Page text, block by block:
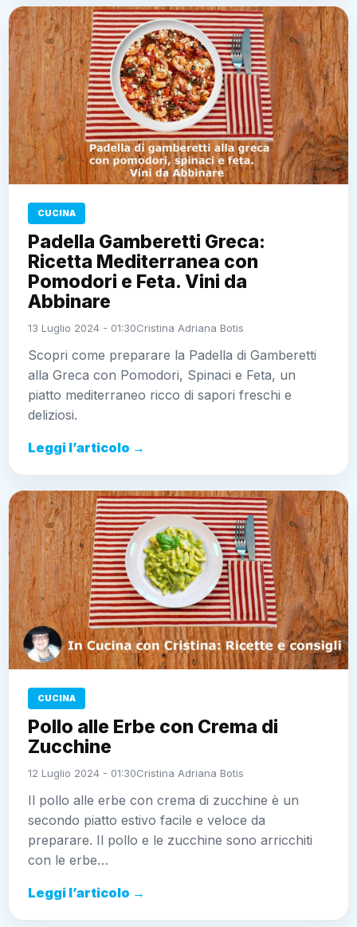
CUCINA
Padella Gamberetti Greca:
Ricetta Mediterranea con
Pomodori e Feta. Vini da
Abbinare
13 Luglio 2024 - 01:30Cristina Adriana Botis
Scopri come preparare la Padella di Gamberetti
alla Greca con Pomodori, Spinaci e Feta, un
piatto mediterraneo ricco di sapori freschi e
deliziosi.
Leggi l’articolo →
CUCINA
Pollo alle Erbe con Crema di
Zucchine
12 Luglio 2024 - 01:30Cristina Adriana Botis
Il pollo alle erbe con crema di zucchine è un
secondo piatto estivo facile e veloce da
preparare. Il pollo e le zucchine sono arricchiti
con le erbe…
Leggi l’articolo →